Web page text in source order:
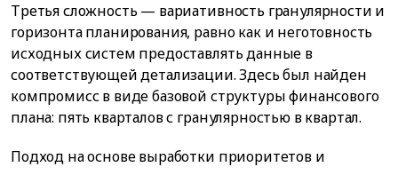
Третья сложность — вариативность гранулярности и
горизонта планирования, равно как и неготовность
исходных систем предоставлять данные в
соответствующей детализации. Здесь был найден
компромисс в виде базовой структуры финансового
плана: пять кварталов с гранулярностью в квартал.
Подход на основе выработки приоритетов и